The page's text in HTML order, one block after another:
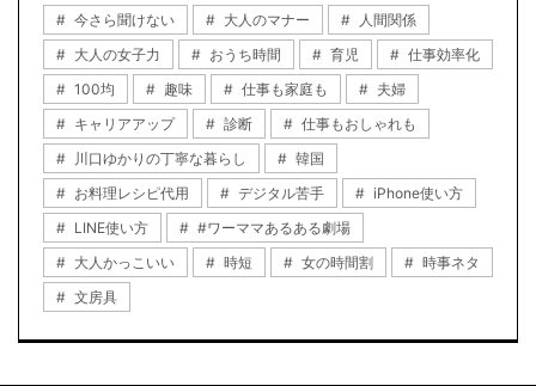
今さら聞けない 大人のマナー
人間関係
大人の女子力
おうち時間 育児
仕事効率化
100均
趣味 仕事も家庭も
夫婦
キャリアアップ
診断
仕事もおしゃれも
川口ゆかりの丁寧な暮らし
韓国
お料理レシピ代用
デジタル苦手
iPhone使い方
LINE使い方
#ワーママあるある劇場
大人かっこいい
時短 女の時間割
時事ネタ
文房具